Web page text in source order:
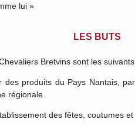
lui »
LES BUTS
Bretvins sont les
produits du Pays Nantais,
régionale.
des fêtes, coutumes et